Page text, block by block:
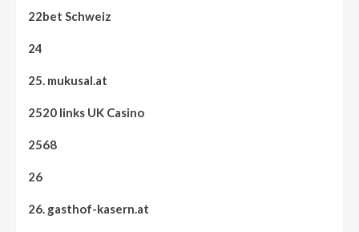
22bet Schweiz
24
25. mukusal.at
2520 links UK Casino
2568
26
26. gasthof-kasern.at